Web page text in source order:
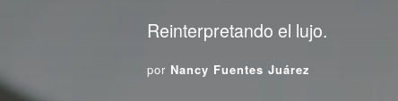
Reinterpretando el lujo.
por Nancy Fuentes Juárez